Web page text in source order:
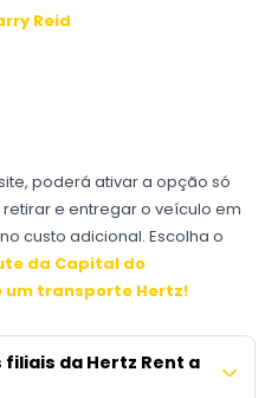
Reid
poderá ativar a opção só
e entregar o veículo em
custo adicional. Escolha o
da Capital do
um transporte Hertz!
da Hertz Rent a